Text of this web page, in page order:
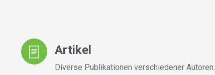
Artikel
Diverse Publikationen verschiedener Autoren.